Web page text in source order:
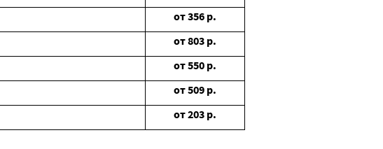
от356 р.
от803 р.
от550 р.
от509 р.
от203 р.